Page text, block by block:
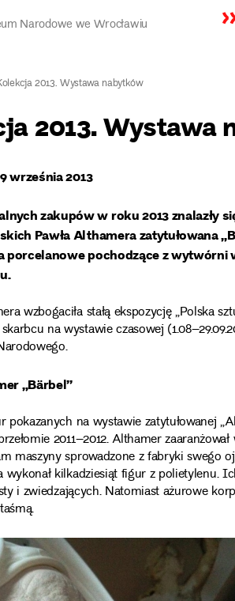
Narodowe we Wrocławiu
2013. Wystawa nabytków
2013. Wystawa
września 2013
zakupów w roku 2013 znalazły
Pawła Althamera zatytułowana
porcelanowe pochodzące z
wzbogaciła stałą ekspozycję „Polska
na wystawie czasowej
„Bärbel”
pokazanych na wystawie zatytułowanej
2011–2012. Althamer
maszyny sprowadzone z fabryki
wykonał kilkadziesiąt figur z polietylenu.
i zwiedzających. Natomiast ażurowe